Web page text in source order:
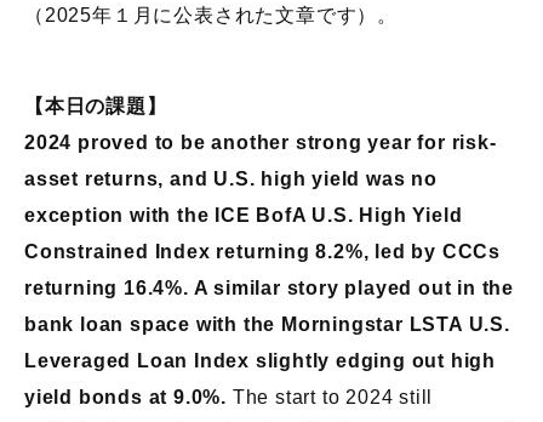
（2025年１月に公表された文章です）。
【本日の課題】
2024 proved to be another strong year for risk-
asset returns, and U.S. high yield was no
exception with the ICE BofA U.S. High Yield
Constrained Index returning 8.2%, led by CCCs
returning 16.4%. A similar story played out in the
bank loan space with the Morningstar LSTA U.S.
Leveraged Loan Index slightly edging out high
yield bonds at 9.0%. The start to 2024 still